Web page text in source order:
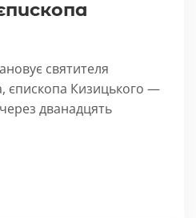
святителя
єпископа Кизицького —
дванадцять